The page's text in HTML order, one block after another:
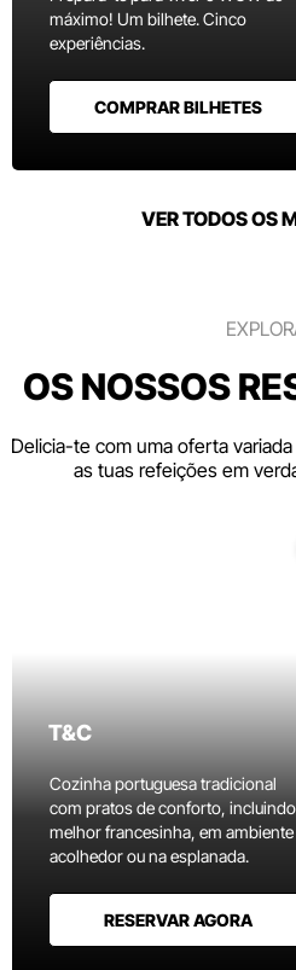
máximo! Um bilhete. Cinco
experiências.
COMPRAR BILHETES
VER TODOS OS
OS NOSSOS
Delicia-te com uma oferta
as tuas refeições em
T&C
Cozinha portuguesa tradicional
com pratos de conforto,
melhor francesinha, em ambiente
acolhedor ou na esplanada.
RESERVAR AGORA